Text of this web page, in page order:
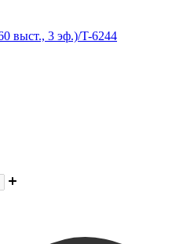
выст., 3 эф.)/T-6244